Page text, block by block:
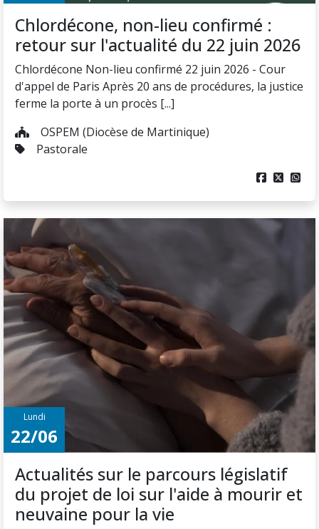
Chlordécone, non-lieu confirmé :
retour sur l'actualité du 22 juin 2026
Chlordécone Non-lieu confirmé 22 juin 2026 - Cour
d'appel de Paris Après 20 ans de procédures, la justice
ferme la porte à un procès [...]
OSPEM (Diocèse de Martinique)
Pastorale
  
Lundi
22/06
Actualités sur le parcours législatif
du projet de loi sur l'aide à mourir et
neuvaine pour la vie